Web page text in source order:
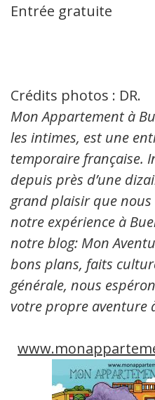
Entrée gratuite
Crédits photos : DR.
Mon Appartement à
les intimes, est une
temporaire française.
depuis près d’une
grand plaisir que
notre expérience à
notre blog: Mon
bons plans, faits
générale, nous
votre propre aventure